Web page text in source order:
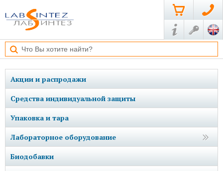
Акции и распродажи
Средства индивидуальной защиты
Упаковка и тара
Лабораторное оборудование
Биодобавки